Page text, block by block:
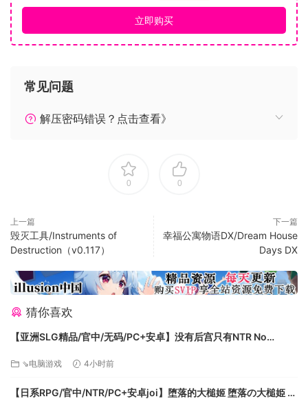
变身为附近的动物，改变你的外形和物理特征
寻找神话生物
立即购买
常见问题
解压密码错误？点击查看》
0 0
上一篇
毁灭工具/Instruments of
Destruction（v0.117）
下一篇
幸福公寓物语DX/Dream House
Days DX
猜你喜欢
【亚洲SLG精品/官中/无码/PC+安卓】没有后宫只有NTR No
⇘电脑游戏 4小时前
【日系RPG/官中/NTR/PC+安卓joi】堕落的大槌姬 堕落の大槌姫 官